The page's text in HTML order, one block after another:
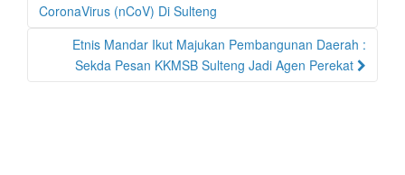
CoronaVirus (nCoV) Di Sulteng
Etnis Mandar Ikut Majukan Pembangunan Daerah :
Sekda Pesan KKMSB Sulteng Jadi Agen Perekat